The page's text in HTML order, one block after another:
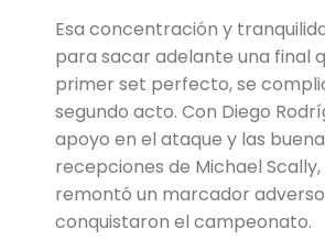
Esa concentración y
para sacar adelante una final
primer set perfecto, se
segundo acto. Con Diego
apoyo en el ataque y las
recepciones de Michael Scally,
remontó un marcador adverso
conquistaron el campeonato.